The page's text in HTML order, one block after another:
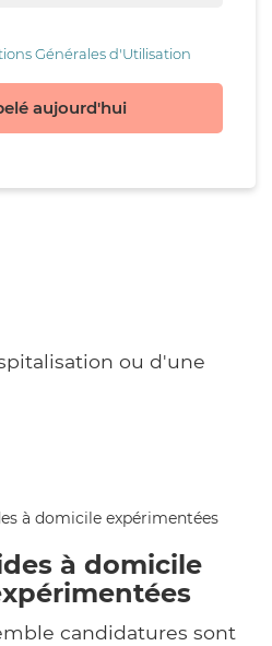
Générales d'Utilisation
aujourd'hui
ou d'une
à domicile
candidatures sont